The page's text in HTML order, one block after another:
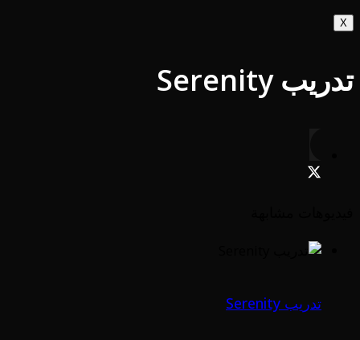
X
تدريب Serenity
تدريب Serenity